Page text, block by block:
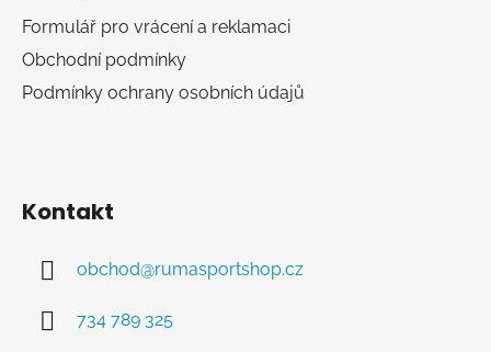
Formulář pro vrácení a reklamaci
Obchodní podmínky
Podmínky ochrany osobních údajů
Kontakt
obchod@rumasportshop.cz
734 789 325